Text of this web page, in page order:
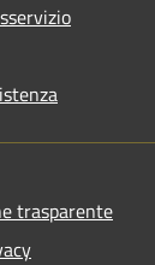
trasparente